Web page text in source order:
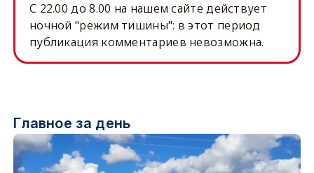
C 22.00 до 8.00 на нашем сайте действует
ночной "режим тишины": в этот период
публикация комментариев невозможна.
Главное за день